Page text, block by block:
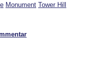
Monument Tower Hill